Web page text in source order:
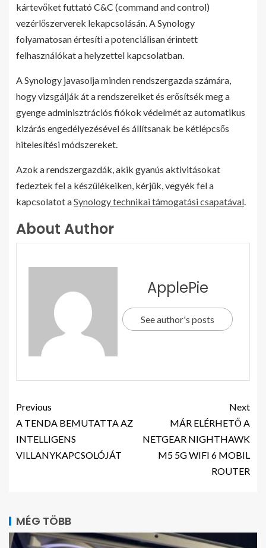
kártevőket futtató C&C (command and control)
vezérlőszerverek lekapcsolásán. A Synology
folyamatosan értesíti a potenciálisan érintett
felhasználókat a helyzettel kapcsolatban.
A Synology javasolja minden rendszergazda számára,
hogy vizsgálják át a rendszereiket és erősítsék meg a
gyenge adminisztrációs fiókok védelmét az automatikus
kizárás engedélyezésével és állítsanak be kétlépcsős
hitelesítési módszereket.
Azok a rendszergazdák, akik gyanús aktivitásokat
fedeztek fel a készülékeiken, kérjük, vegyék fel a
kapcsolatot aSynology technikai támogatási csapatával
About Author
ApplePie
See author's posts
Previous
A TENDA BEMUTATTA AZ
INTELLIGENS
VILLANYKAPCSOLÓJÁT
Next
MÁR ELÉRHETŐ A
NETGEAR NIGHTHAWK
M5 5G WIFI 6 MOBIL
ROUTER
MÉG TÖBB